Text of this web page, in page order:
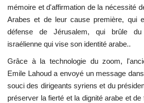
mémoire et d'affirmation de la nécessité
Arabes et de leur cause première, qui
défense de Jérusalem, qui brûle
israélienne qui vise son identité arabe..
Grâce à la technologie du zoom,
Emile Lahoud a envoyé un message
souci des dirigeants syriens et du
préserver la fierté et la dignité arabe et